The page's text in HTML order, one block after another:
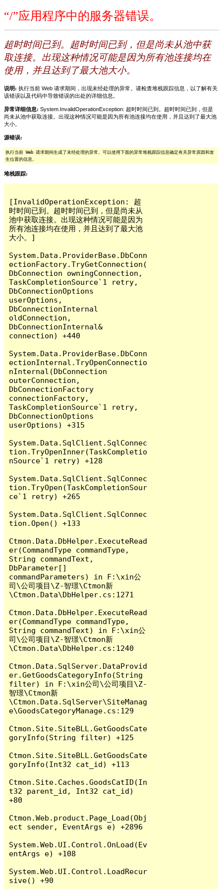
“/”应用程序中的服务器错误。
超时时间已到。超时时间已到，但是尚未从池中获
取连接。出现这种情况可能是因为所有池连接均在
使用，并且达到了最大池大小。
说明: 执行当前 Web 请求期间，出现未经处理的异常。请检查堆栈跟踪信息，以了解有关
该错误以及代码中导致错误的出处的详细信息。
异常详细信息: System.InvalidOperationException: 超时时间已到。超时时间已到，但是
尚未从池中获取连接。出现这种情况可能是因为所有池连接均在使用，并且达到了最大池
大小。
源错误:
执行当前 Web 请求期间生成了未经处理的异常。可以使用下面的异常堆栈跟踪信息确定有关异常原因和发
生位置的信息。
堆栈跟踪:
[InvalidOperationException: 超
时时间已到。超时时间已到，但是尚未从
池中获取连接。出现这种情况可能是因为
所有池连接均在使用，并且达到了最大池
大小。]
System.Data.ProviderBase.DbConn
ectionFactory.TryGetConnection(
DbConnection owningConnection,
TaskCompletionSource`1 retry,
DbConnectionOptions
userOptions,
DbConnectionInternal
oldConnection,
DbConnectionInternal&
connection) +440
System.Data.ProviderBase.DbConn
ectionInternal.TryOpenConnectio
nInternal(DbConnection
outerConnection,
DbConnectionFactory
connectionFactory,
TaskCompletionSource`1 retry,
DbConnectionOptions
userOptions) +315
System.Data.SqlClient.SqlConnec
tion.TryOpenInner(TaskCompletio
nSource`1 retry) +128
System.Data.SqlClient.SqlConnec
tion.TryOpen(TaskCompletionSour
ce`1 retry) +265
System.Data.SqlClient.SqlConnec
tion.Open() +133
Ctmon.Data.DbHelper.ExecuteRead
er(CommandType commandType,
String commandText,
DbParameter[]
commandParameters) in F:\xin公
司\公司项目\Z-智璟\Ctmon新
\Ctmon.Data\DbHelper.cs:1271
Ctmon.Data.DbHelper.ExecuteRead
er(CommandType commandType,
String commandText) in F:\xin公
司\公司项目\Z-智璟\Ctmon新
\Ctmon.Data\DbHelper.cs:1240
Ctmon.Data.SqlServer.DataProvid
er.GetGoodsCategoryInfo(String
filter) in F:\xin公司\公司项目\Z-
智璟\Ctmon新
\Ctmon.Data.SqlServer\SiteManag
e\GoodsCategoryManage.cs:129
Ctmon.Site.SiteBLL.GetGoodsCate
goryInfo(String filter) +125
Ctmon.Site.SiteBLL.GetGoodsCate
goryInfo(Int32 cat_id) +113
Ctmon.Site.Caches.GoodsCatID(In
t32 parent_id, Int32 cat_id)
+80
Ctmon.Web.product.Page_Load(Obj
ect sender, EventArgs e) +2896
System.Web.UI.Control.OnLoad(Ev
entArgs e) +108
System.Web.UI.Control.LoadRecur
sive() +90